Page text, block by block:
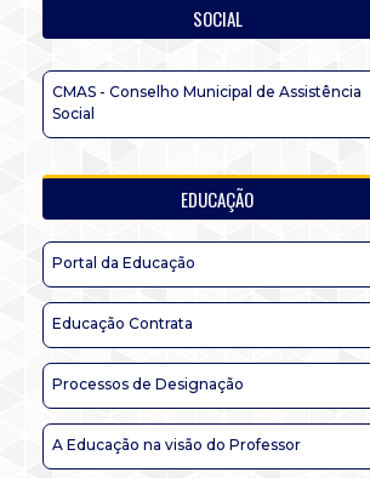
SOCIAL
CMAS - Conselho Municipal de Assistência
Social
EDUCAÇÃO
Portal da Educação
Educação Contrata
Processos de Designação
A Educação na visão do Professor